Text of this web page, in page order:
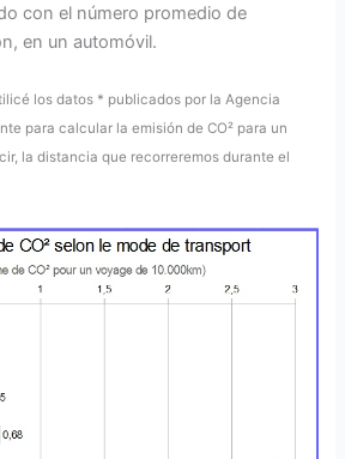
con el número promedio de
en un automóvil.
los datos * publicados por la Agencia
para calcular la emisión de CO² para un
la distancia que recorreremos durante el